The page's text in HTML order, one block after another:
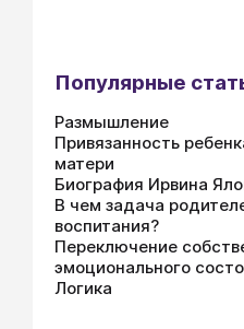
Популярные
Размышление
Привязанность
матери
Биография Ирвина
В чем задача
воспитания?
Переключение
эмоционального
Логика